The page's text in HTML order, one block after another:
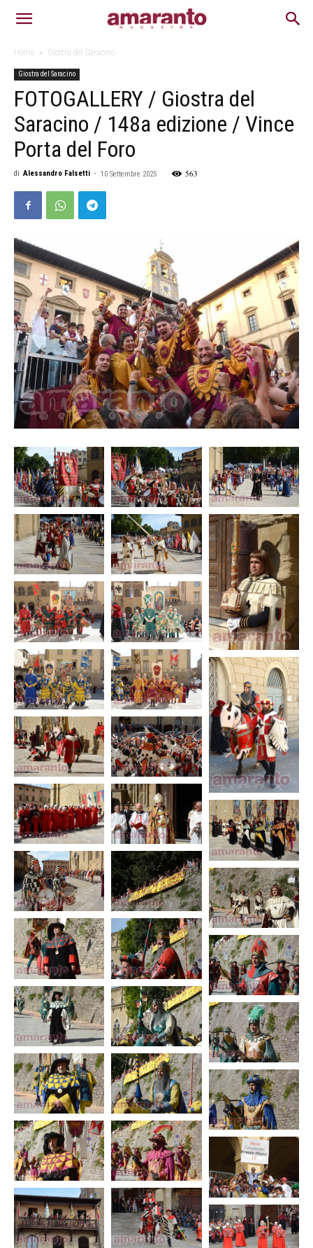
Home Giostra del Saracino
Giostra del Saracino
FOTOGALLERY / Giostra del
Saracino / 148a edizione / Vince
Porta del Foro
di Alessandro Falsetti - 10 Settembre 2025 563